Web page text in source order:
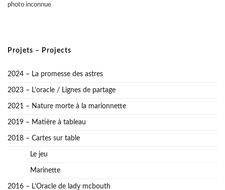
photo inconnue
Projets – Projects
2024 – La promesse des astres
2023 – L’oracle / Lignes de partage
2021 – Nature morte à la marionnette
2019 – Matière à tableau
2018 – Cartes sur table
Le jeu
Marinette
2016 – L’Oracle de lady mcbouth